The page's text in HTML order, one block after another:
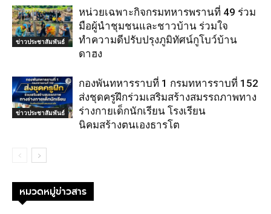
ข่าวประชาสัมพันธ์
หน่วยเฉพาะกิจกรมทหารพรานที่ 49 ร่วม
มือผู้นำชุมชนและชาวบ้าน ร่วมใจ
ทำความดีปรับปรุงภูมิทัศน์กูโบว์บ้าน
ดาฮง
ข่าวประชาสัมพันธ์
กองพันทหารราบที่ 1 กรมทหารราบที่ 152
ส่งชุดครูฝึกร่วมเสริมสร้างสมรรถภาพทาง
ร่างกายเด็กนักเรียน โรงเรียน
นิคมสร้างตนเองธารโต
หมวดหมู่ข่าวสาร